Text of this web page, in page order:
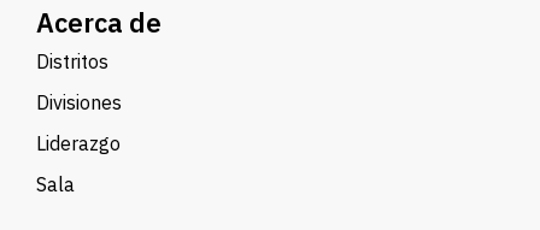
Acerca de
Distritos
Divisiones
Liderazgo
Sala